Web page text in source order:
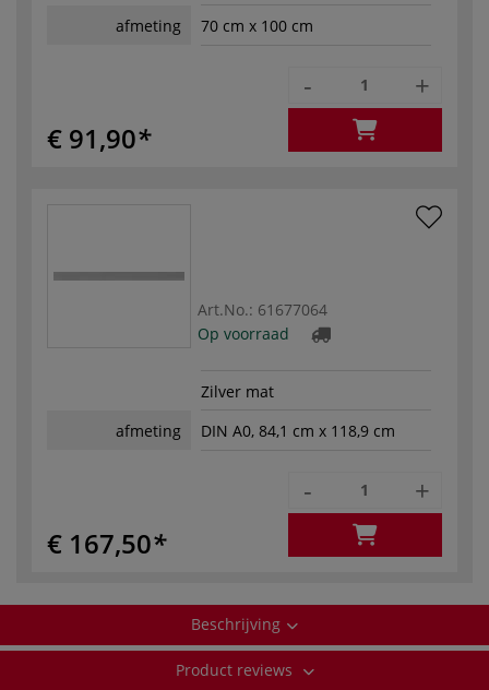
afmeting
70 cm x 100 cm
€ 91,90
- +
Art.No.: 61677064
Op voorraad
Zilver mat
afmeting
DIN A0, 84,1 cm x 118,9 cm
€ 167,50
- +
Beschrijving
Product reviews